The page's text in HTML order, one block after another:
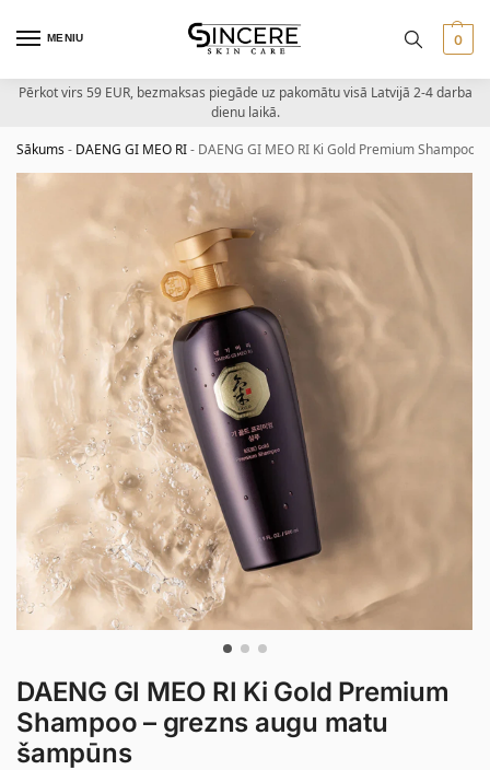
MENIU 0
Pērkot virs 59 EUR, bezmaksas piegāde uz pakomātu visā Latvijā 2-4 darba
dienu laikā.
Sākums- DAENG GI MEO RI- DAENG GI MEO RI Ki Gold Premium Shampoo
DAENG GI MEO RI Ki Gold Premium
Shampoo – grezns augu matu
šampūns